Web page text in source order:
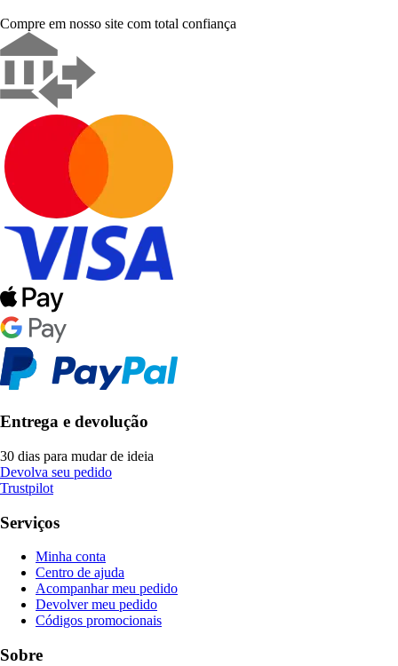
Compre em nosso site com total confiança
Entrega e devolução
30 dias para mudar de ideia
Devolva seu pedido
Trustpilot
Serviços
Minha conta
Centro de ajuda
Acompanhar meu pedido
Devolver meu pedido
Códigos promocionais
Sobre